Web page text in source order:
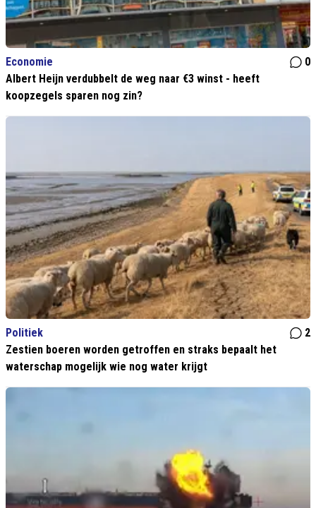
Economie
0
Albert Heijn verdubbelt de weg naar €3 winst - heeft
koopzegels sparen nog zin?
Politiek
2
Zestien boeren worden getroffen en straks bepaalt het
waterschap mogelijk wie nog water krijgt